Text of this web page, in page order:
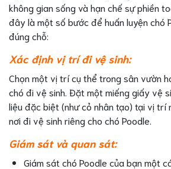
không gian sống và hạn chế sự phiền
đây là một số bước để huấn luyện chó
đúng chỗ:
Xác định vị trí đi vệ sinh:
Chọn một vị trí cụ thể trong sân vườn
chó đi vệ sinh. Đặt một miếng giấy vệ
liệu đặc biệt (như cỏ nhân tạo) tại vị trí
nơi đi vệ sinh riêng cho chó Poodle.
Giám sát và quan sát:
Giám sát chó Poodle của bạn một